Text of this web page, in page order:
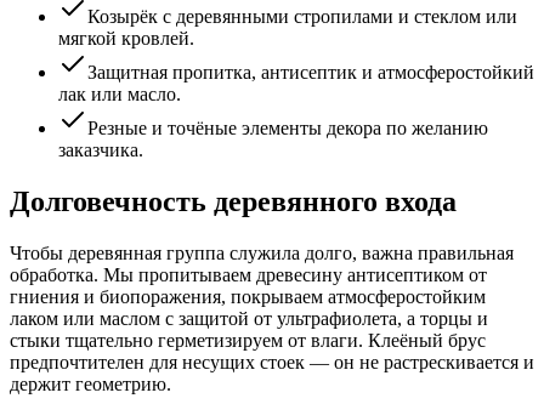
Козырёк с деревянными стропилами и стеклом или
мягкой кровлей.
Защитная пропитка, антисептик и атмосферостойкий
лак или масло.
Резные и точёные элементы декора по желанию
заказчика.
Долговечность деревянного входа
Чтобы деревянная группа служила долго, важна правильная
обработка. Мы пропитываем древесину антисептиком от
гниения и биопоражения, покрываем атмосферостойким
лаком или маслом с защитой от ультрафиолета, а торцы и
стыки тщательно герметизируем от влаги. Клеёный брус
предпочтителен для несущих стоек — он не растрескивается и
держит геометрию.